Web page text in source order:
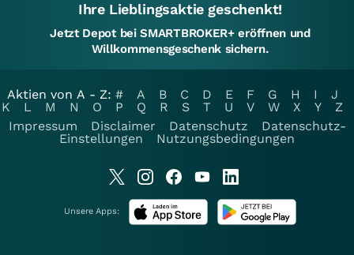
Ihre Lieblingsaktie geschenkt!
Jetzt Depot bei SMARTBROKER+ eröffnen und
Willkommensgeschenk sichern.
Aktien von A - Z: # A B C D E F G H I
J
K
L M N O P Q R S T U V W X Y
Z
Impressum
Disclaimer Datenschutz
Datenschutz-
Einstellungen
Nutzungsbedingungen
Unsere Apps: